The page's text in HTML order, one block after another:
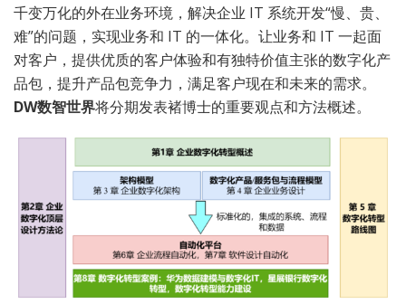
千变万化的外在业务环境，解决企业 IT 系统开发“慢、贵、
难”的问题，实现业务和 IT 的一体化。让业务和 IT 一起面
对客户，提供优质的客户体验和有独特价值主张的数字化产
品包，提升产品包竞争力，满足客户现在和未来的需求。
DW数智世界将分期发表褚博士的重要观点和方法概述。